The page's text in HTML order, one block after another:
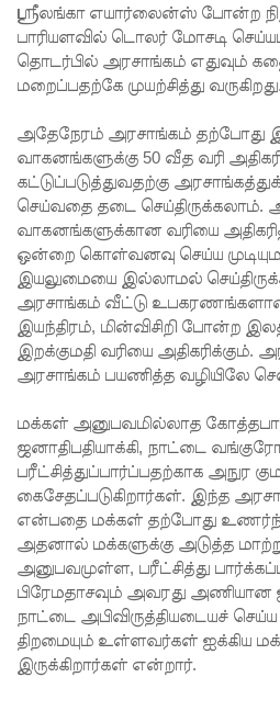
ளி மூலம்
சாட்சியம
ளிக்க
நீதிமன்றம்
உத்தரவு!
நேற்றைய
மெகசின்
சிறை
மோதலில்
கைதி
பலி!
நாட்டில்
தொடரும்
சிறைக்கல
வரங்கள் -
முப்படையி
னருக்கு
ஸ்ரீலங்கா எயார்லைன்ஸ் போன்ற
பாரியளவில் டொலர் மோசடி
தொடர்பில் அரசாங்கம் எதுவும்
மறைப்பதற்கே முயற்சித்து வருகிறது.
அதேநேரம் அரசாங்கம் தற்போது
வாகனங்களுக்கு 50 வீத வரி
கட்டுப்படுத்துவதற்கு
செய்வதை தடை
வாகனங்களுக்கான வரியை
ஒன்றை கொள்வனவு செய்ய
இயலுமையை இல்லாமல்
அரசாங்கம் வீட்டு
இயந்திரம், மின்விசிறி போன்ற
இறக்குமதி வரியை அதிகரிக்கும்.
அரசாங்கம் பயணித்த வழியிலே
மக்கள் அனுபவமில்லாத
ஜனாதிபதியாக்கி, நாட்டை
பரீட்சித்துப்பார்ப்பதற்காக அநுர
கைசேதப்படுகிறார்கள். இந்த
என்பதை மக்கள் தற்போது
அதனால் மக்களுக்கு அடுத்த
அனுபவமுள்ள, பரீட்சித்து
பிரேமதாசவும் அவரது அணியான
நாட்டை அபிவிருத்தியடையச்
திறமையும் உள்ளவர்கள் ஐக்கிய
இருக்கிறார்கள் என்றார்.